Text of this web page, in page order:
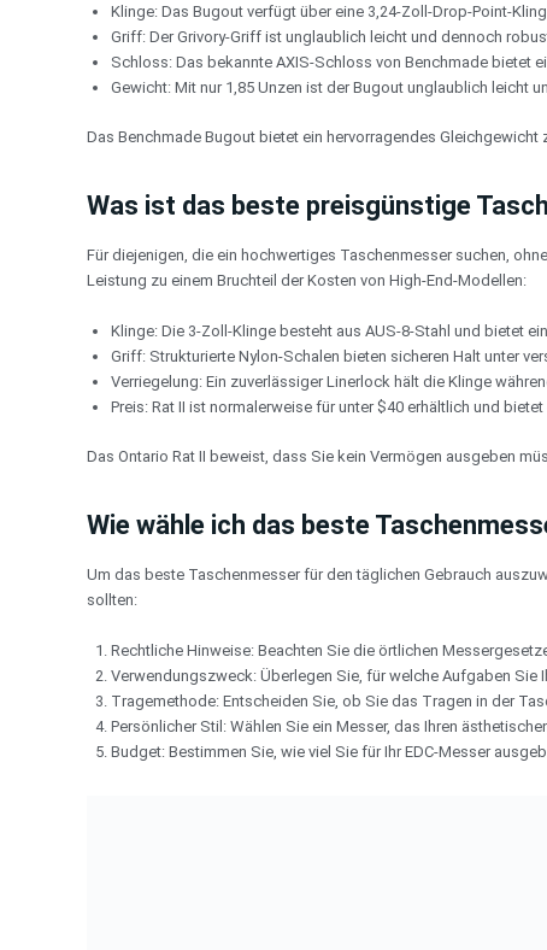
Klinge: Das Bugout verfügt über eine 3,24-Zoll-Drop-Point-
Griff: Der Grivory-Griff ist unglaublich leicht und dennoch
Schloss: Das bekannte AXIS-Schloss von Benchmade bietet
Gewicht: Mit nur 1,85 Unzen ist der Bugout unglaublich leicht
Das Benchmade Bugout bietet ein hervorragendes
Was ist das beste preisgünstige
Für diejenigen, die ein hochwertiges Taschenmesser suchen,
Leistung zu einem Bruchteil der Kosten von High-End-Modellen:
Klinge: Die 3-Zoll-Klinge besteht aus AUS-8-Stahl und bietet
Griff: Strukturierte Nylon-Schalen bieten sicheren Halt unter
Verriegelung: Ein zuverlässiger Linerlock hält die Klinge
Preis: Rat II ist normalerweise für unter $40 erhältlich und
Das Ontario Rat II beweist, dass Sie kein Vermögen ausgeben
Wie wähle ich das beste
Um das beste Taschenmesser für den täglichen Gebrauch
sollten:
Rechtliche Hinweise: Beachten Sie die örtlichen
Verwendungszweck: Überlegen Sie, für welche Aufgaben Sie
Tragemethode: Entscheiden Sie, ob Sie das Tragen in der
Persönlicher Stil: Wählen Sie ein Messer, das Ihren
Budget: Bestimmen Sie, wie viel Sie für Ihr EDC-Messer